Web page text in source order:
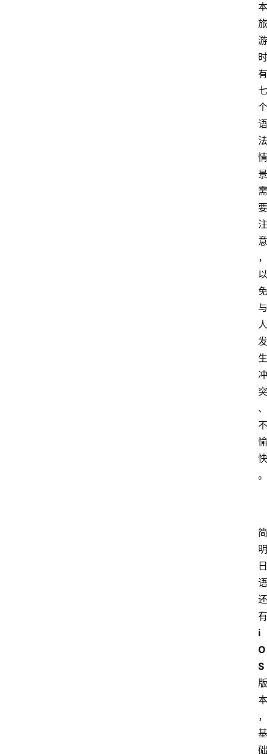
本
旅
游
时
有
七
个
语
法
情
景
需
要
注
意
，
以
免
与
人
发
生
冲
突
、
不
愉
快
。
简
明
日
语
还
有
i
O
S
版
本
，
基
础